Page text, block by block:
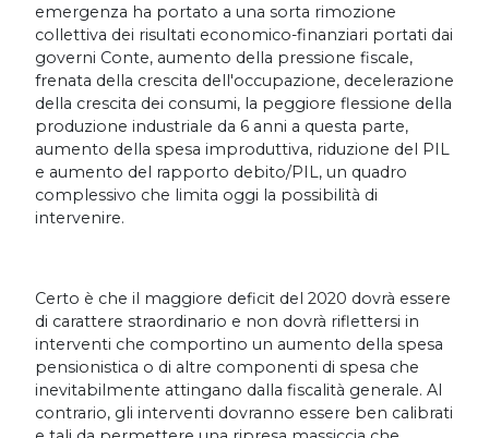
emergenza ha portato a una sorta rimozione
collettiva dei risultati economico-finanziari portati dai
governi Conte, aumento della pressione fiscale,
frenata della crescita dell'occupazione, decelerazione
della crescita dei consumi, la peggiore flessione della
produzione industriale da 6 anni a questa parte,
aumento della spesa improduttiva, riduzione del PIL
e aumento del rapporto debito/PIL, un quadro
complessivo che limita oggi la possibilità di
intervenire.
Certo è che il maggiore deficit del 2020 dovrà essere
di carattere straordinario e non dovrà riflettersi in
interventi che comportino un aumento della spesa
pensionistica o di altre componenti di spesa che
inevitabilmente attingano dalla fiscalità generale. Al
contrario, gli interventi dovranno essere ben calibrati